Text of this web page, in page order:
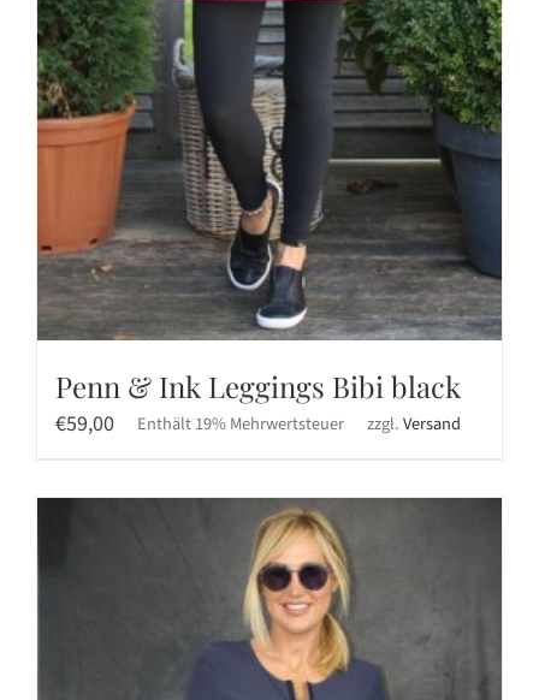
Penn & Ink Leggings Bibi black
€59,00 Enthält 19% Mehrwertsteuer zzgl.Versand